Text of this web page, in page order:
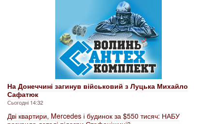
На Донеччині загинув військовий з Луцька Михайло
Сафатюк
Сьогодні 14:32
Дві квартири, Mercedes і будинок за $550 тисяч: НАБУ